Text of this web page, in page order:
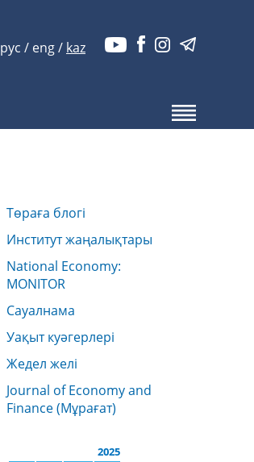
рус / eng/ kaz
Төраға блогі
Институт жаңалықтары
National Economy:
MONITOR
Сауалнама
Уақыт куәгерлері
Жедел желі
Journal of Economy and
Finance (Мұрағат)
2025